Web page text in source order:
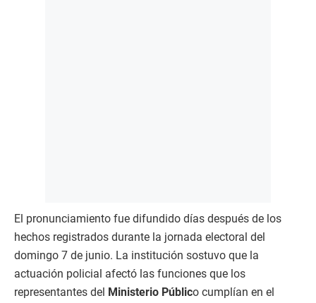
El pronunciamiento fue difundido días después de los
hechos registrados durante la jornada electoral del
domingo 7 de junio. La institución sostuvo que la
actuación policial afectó las funciones que los
representantes del Ministerio Público cumplían en el